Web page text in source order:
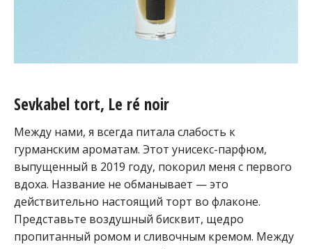
Sevkabel tort, Le ré noir
Между нами, я всегда питала слабость к
гурманским ароматам. Этот унисекс-парфюм,
выпущенный в 2019 году, покорил меня с первого
вдоха. Название не обманывает — это
действительно настоящий торт во флаконе.
Представьте воздушный бисквит, щедро
пропитанный ромом и сливочным кремом. Между